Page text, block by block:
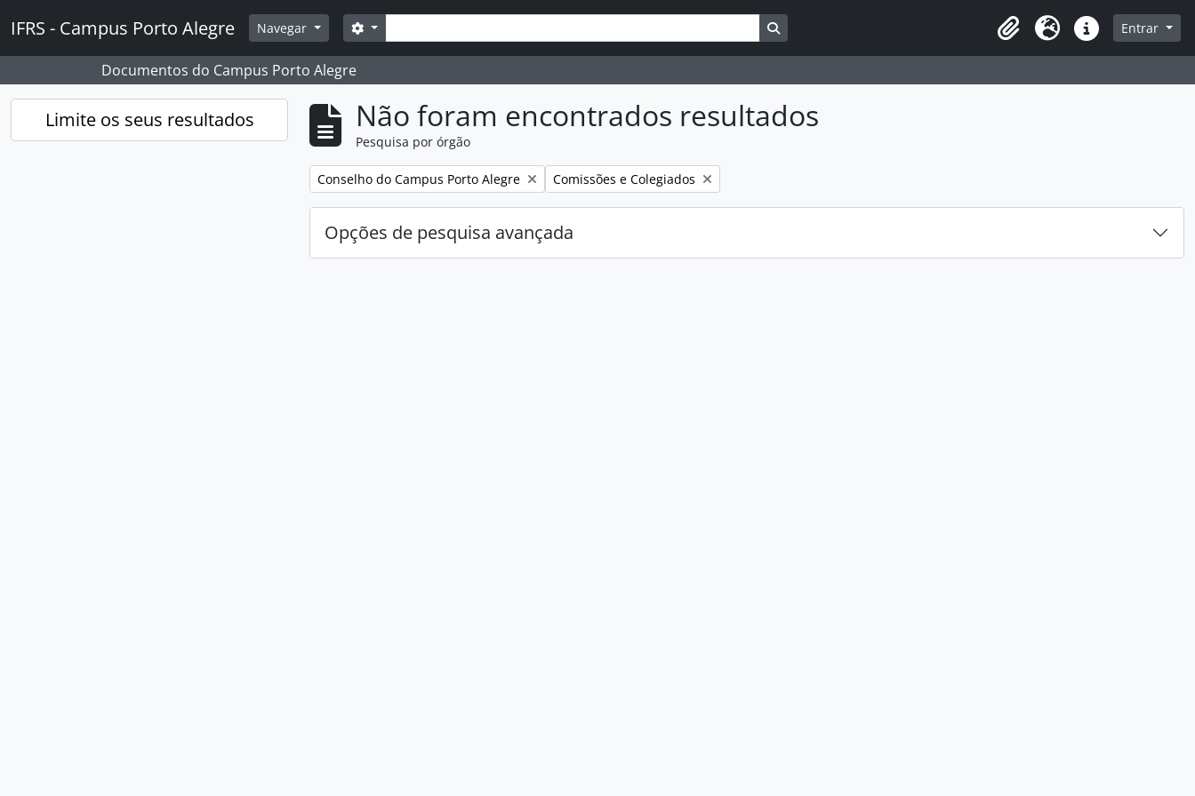
IFRS - Campus Porto Alegre Navegar Pesquisar
Opções de busca Busque na página de navegação
Idioma Ligações rápidas
Entrar
Documentos do Campus Porto Alegre
Limite os seus resultados Não foram encontrados resultados
Pesquisa por órgão
Remover filtro:
Conselho do Campus Porto Alegre Remover filtro:
Comissões e Colegiados
Opções de pesquisa avançada